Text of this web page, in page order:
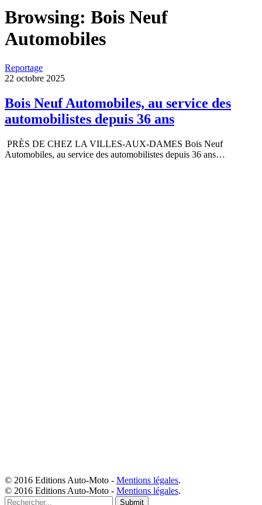
Browsing: Bois Neuf
Automobiles
Reportage
22 octobre 2025
Bois Neuf Automobiles, au service des
automobilistes depuis 36 ans
PRÈS DE CHEZ LA VILLES-AUX-DAMES Bois Neuf
Automobiles, au service des automobilistes depuis 36 ans…
© 2016 Editions Auto-Moto - Mentions légales.
© 2016 Editions Auto-Moto - Mentions légales.
Submit